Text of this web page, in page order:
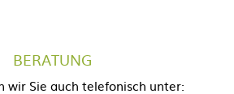
BERATUNG
wir Sie auch telefonisch unter: